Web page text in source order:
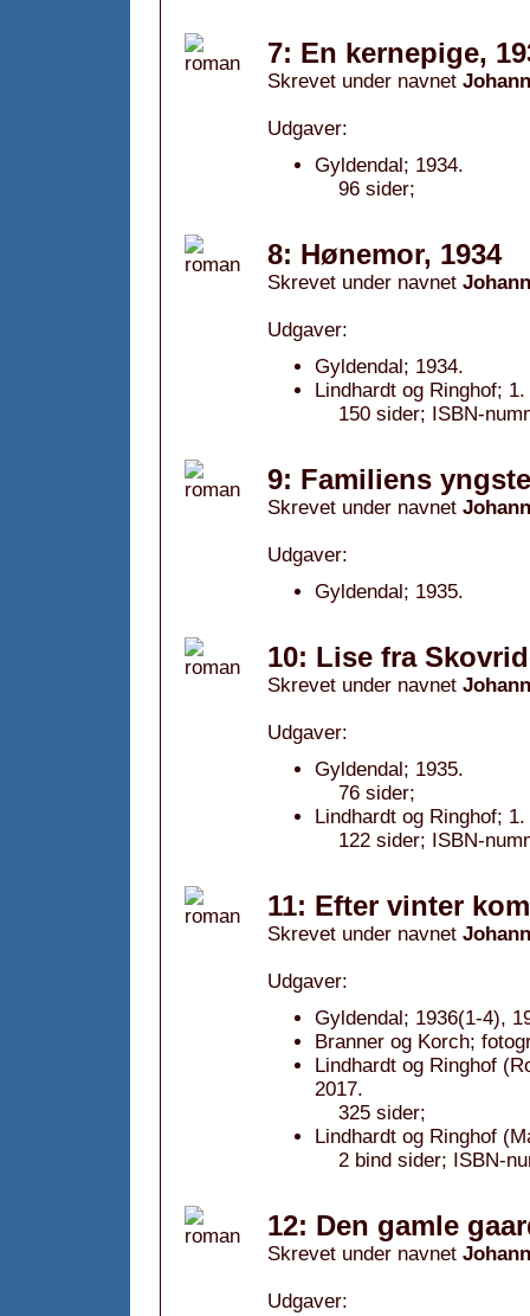
7: En kernepige,
Skrevet under navnet
Udgaver:
Gyldendal; 1934.
96 sider;
8: Hønemor, 1934
Skrevet under navnet
Udgaver:
Gyldendal; 1934.
Lindhardt og Ringhof;
150 sider; ISBN-
9: Familiens
Skrevet under navnet
Udgaver:
Gyldendal; 1935.
10: Lise fra
Skrevet under navnet
Udgaver:
Gyldendal; 1935.
76 sider;
Lindhardt og Ringhof;
122 sider; ISBN-
11: Efter vinter
Skrevet under navnet
Udgaver:
Gyldendal; 1936(1-4),
Branner og Korch;
Lindhardt og Ringhof
2017.
325 sider;
Lindhardt og Ringhof
2 bind sider; ISBN-
12: Den gamle
Skrevet under navnet
Udgaver: